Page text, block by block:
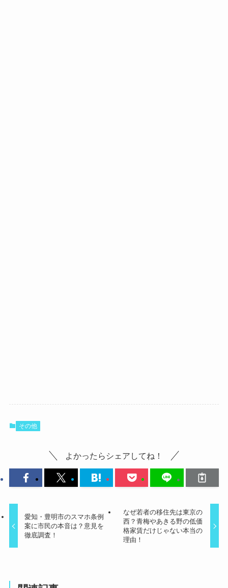
その他
よかったらシェアしてね！
愛知・豊明市のスマホ条例
案に市民の本音は？意見を
徹底調査！
なぜ若者の移住先は東京の
西？青梅やあきる野の低価
格家賃だけじゃない本当の
理由！